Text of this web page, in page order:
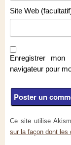
Site Web
Enregistrer
navigateur pour
Ce site utilise
sur la façon dont les